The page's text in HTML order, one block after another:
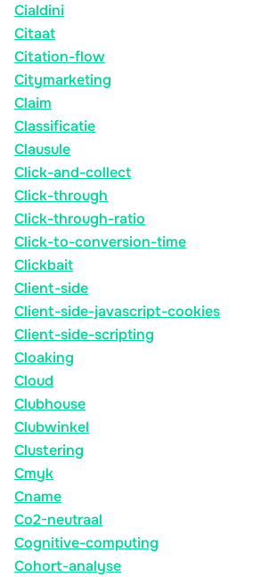
Cialdini
Citaat
Citation-flow
Citymarketing
Claim
Classificatie
Clausule
Click-and-collect
Click-through
Click-through-ratio
Click-to-conversion-time
Clickbait
Client-side
Client-side-javascript-cookies
Client-side-scripting
Cloaking
Cloud
Clubhouse
Clubwinkel
Clustering
Cmyk
Cname
Co2-neutraal
Cognitive-computing
Cohort-analyse